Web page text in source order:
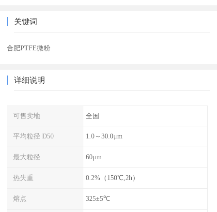
关键词
合肥PTFE微粉
详细说明
可售卖地 全国
平均粒径 D50 1.0～30.0μm
最大粒径 60μm
热失重 0.2%（150℃,2h）
熔点 325±5℃